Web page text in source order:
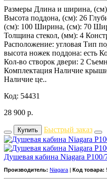
Размеры Длина и ширина,
Высота поддона, (см): 26
(см): 100 Ширина, (см): 70
Толщина стекол, (мм): 4
Расположение: угловая Тип
высота ножек поддона: есть
Кол-во створок двери: 2
Комплектация Наличие
Наличие це..
Код: 54431
28 900 р.
Купить Быстрый заказ
Душевая кабина Niagara
Производитель: Niagara Код товара: